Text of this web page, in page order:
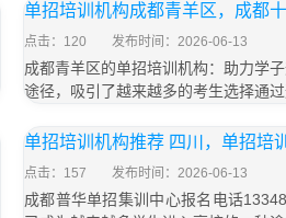
单招培训机构成都青羊区，成都
点击：120 发布时间：2026-06-13
成都青羊区的单招培训机构：助力学
途径，吸引了越来越多的考生选择通
单招培训机构推荐 四川，单招培
点击：157 发布时间：2026-06-13
成都普华单招集训中心报名电话